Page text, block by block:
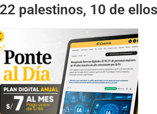
palestinos, 10 de